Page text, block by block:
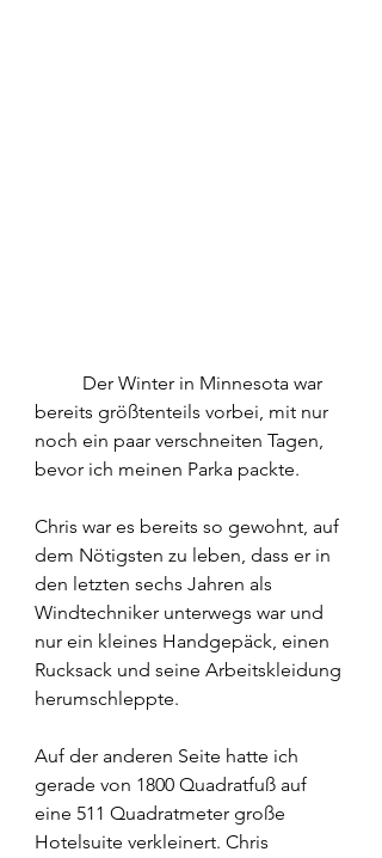
bereits größtenteils vorbei, mit nur
noch ein paar verschneiten Tagen,
bevor ich meinen Parka packte.
Chris war es bereits so gewohnt, auf
dem Nötigsten zu leben, dass er in
den letzten sechs Jahren als
Windtechniker unterwegs war und
nur ein kleines Handgepäck, einen
Rucksack und seine Arbeitskleidung
herumschleppte.
Auf der anderen Seite hatte ich
gerade von 1800 Quadratfuß auf
eine 511 Quadratmeter große
Hotelsuite verkleinert. Chris